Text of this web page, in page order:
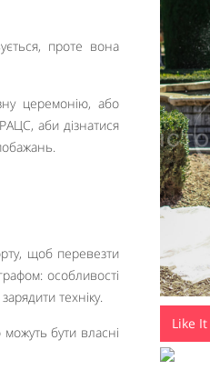
проте вона
церемонію, або
аби дізнатися
щоб перевезти
особливості
техніку.
бути власні
Like It